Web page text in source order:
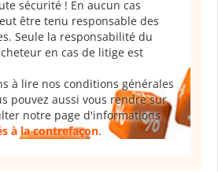
sécurité ! En aucun cas
être tenu responsable des
Seule la responsabilité du
en cas de litige est
à lire nos conditions générales
pouvez aussi vous rendre sur
notre page d'informations
à la contrefaçon.